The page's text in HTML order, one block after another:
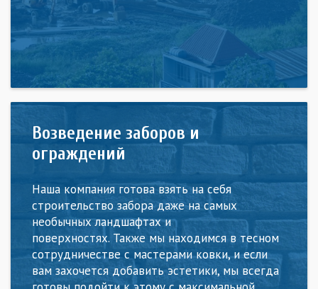
Возведение заборов и
ограждений
Наша компания готова взять на себя
строительство забора даже на самых
необычных ландшафтах и
поверхностях. Также мы находимся в тесном
сотрудничестве с мастерами ковки, и если
вам захочется добавить эстетики, мы всегда